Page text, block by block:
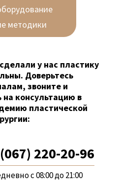
методики
у нас пластику
Доверьтесь
звоните и
на консультацию в
пластической
220-20-96
с 08:00 до 21:00